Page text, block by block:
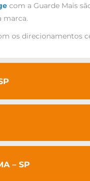
com a Guarde Mais
marca.
os direcionamentos
– SP